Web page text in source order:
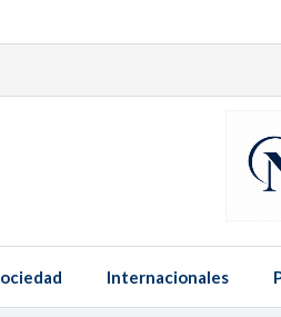
Internacionales